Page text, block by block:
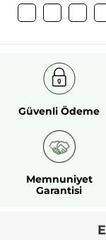
Güvenli Ödeme
Memnuniyet
Garantisi